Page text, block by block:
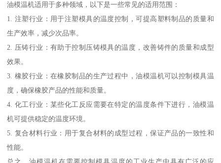
油模温机适用于多种领域，以下是一些常见的适用范围：
1. 注塑行业：用于注塑模具的温度控制，可提高塑料制品的质量和
生产效率，减少次品率。
2. 压铸行业：有助于控制压铸模具的温度，改善铸件的质量和成型
效果。
3. 橡胶行业：在橡胶制品的生产过程中，油模温机可以控制模具温
度，确保橡胶产品的性能和质量。
4. 化工行业：某些化工反应需要在特定的温度条件下进行，油模温
机可提供稳定的温度环境。
5. 复合材料行业：用于复合材料的成型过程，保证产品的一致性和
性能。